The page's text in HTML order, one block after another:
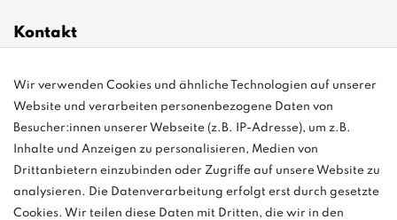
Kontakt
info@bonvenon.de
03763 4048350
Montag - Freitag, 08:00 - 16:00
Anrufe aus dem dt. Festnetz zum Ortstarif, Preise aus dem Mobilfunknetz
ggf. abweichend (abhängig vom Provider).
Wir verwenden Cookies und ähnliche Technologien auf unserer
Website und verarbeiten personenbezogene Daten von
Besucher:innen unserer Webseite (z.B. IP-Adresse), um z.B.
Inhalte und Anzeigen zu personalisieren, Medien von
Drittanbietern einzubinden oder Zugriffe auf unsere Website zu
analysieren. Die Datenverarbeitung erfolgt erst durch gesetzte
Cookies. Wir teilen diese Daten mit Dritten, die wir in den